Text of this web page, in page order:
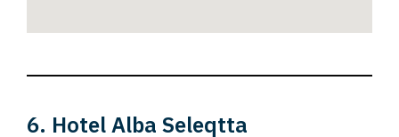
6. Hotel Alba Seleqtta